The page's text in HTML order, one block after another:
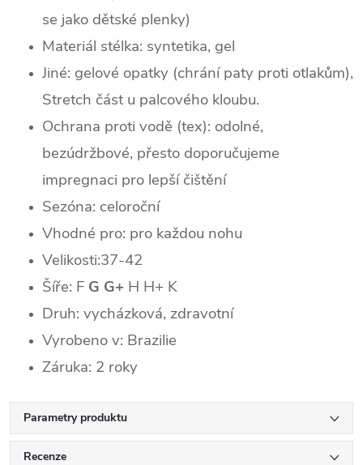
se jako dětské plenky)
Materiál stélka: syntetika, gel
Jiné: gelové opatky (chrání paty proti otlakům),
Stretch část u palcového kloubu.
Ochrana proti vodě (tex): odolné,
bezúdržbové, přesto doporučujeme
impregnaci pro lepší čištění
Sezóna: celoroční
Vhodné pro: pro každou nohu
Velikosti:37-42
Šíře: F G G+ H H+ K
Druh: vycházková, zdravotní
Vyrobeno v: Brazilie
Záruka: 2 roky
Parametry produktu
Recenze